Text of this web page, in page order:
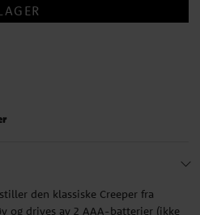
den klassiske Creeper fra
og drives av 2 AAA-batterier (ikke